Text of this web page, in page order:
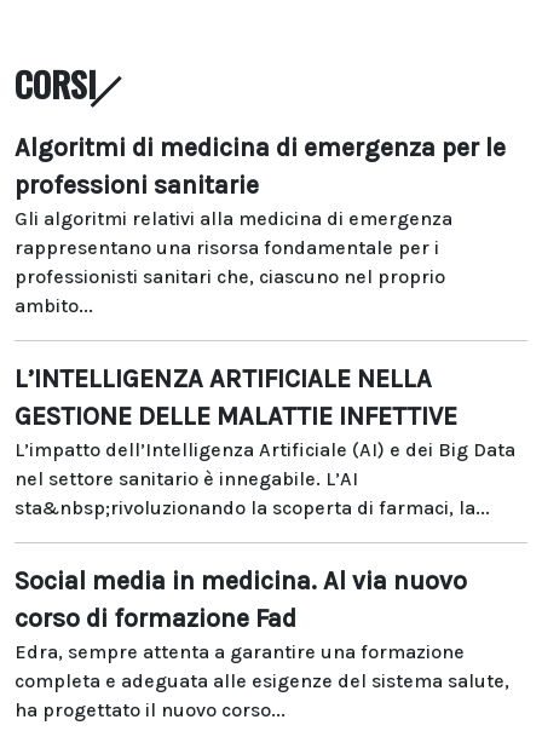
CORSI
Algoritmi di medicina di emergenza per le
professioni sanitarie
Gli algoritmi relativi alla medicina di emergenza
rappresentano una risorsa fondamentale per i
professionisti sanitari che, ciascuno nel proprio
ambito...
L’INTELLIGENZA ARTIFICIALE NELLA
GESTIONE DELLE MALATTIE INFETTIVE
L’impatto dell’Intelligenza Artificiale (AI) e dei Big Data
nel settore sanitario è innegabile. L’AI
sta&nbsp;rivoluzionando la scoperta di farmaci, la...
Social media in medicina. Al via nuovo
corso di formazione Fad
Edra, sempre attenta a garantire una formazione
completa e adeguata alle esigenze del sistema salute,
ha progettato il nuovo corso...